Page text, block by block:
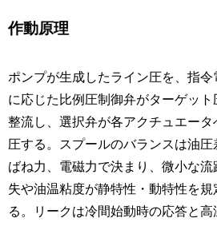
作動原理
ポンプが生成したライン圧を、指令
に応じた比例圧制御弁がターゲット
整流し、選択弁が各アクチュエータ
圧する。スプールのバランスは油圧
ばね力、電磁力で決まり、微小な流
失や油温粘度が静特性・動特性を規
る。リークは冷間始動時の応答と高